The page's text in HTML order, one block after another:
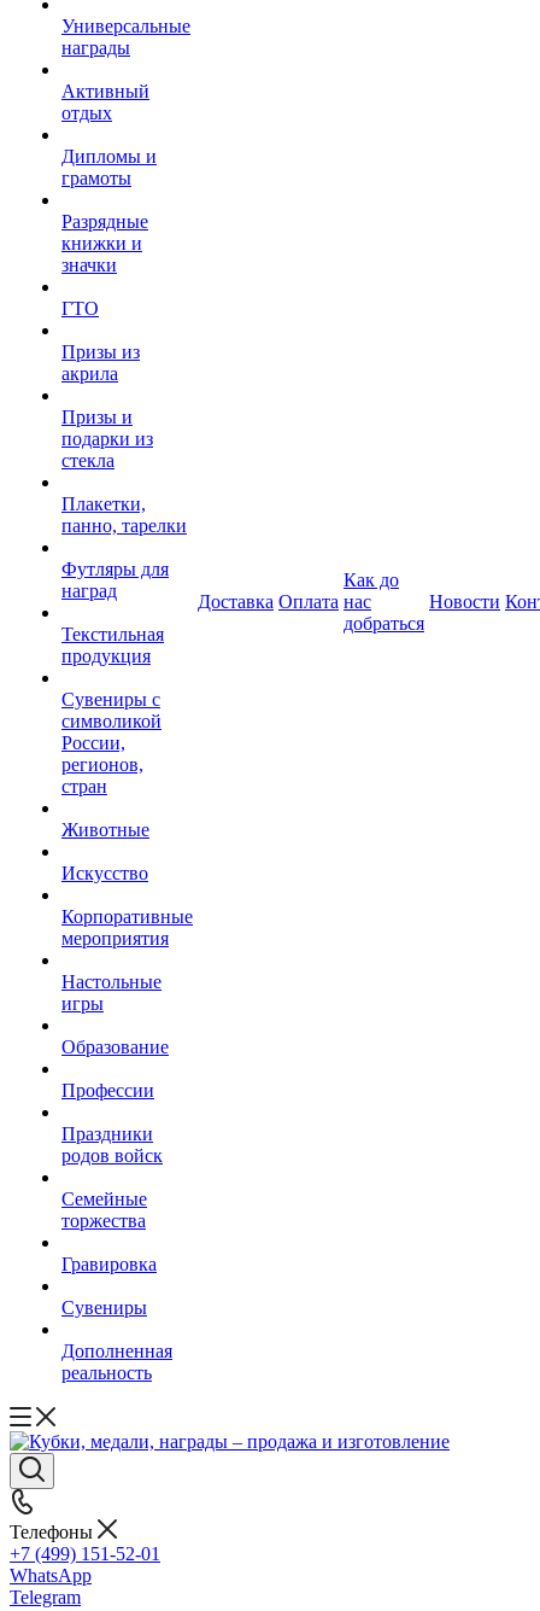
Универсальные
награды
Активный
отдых
Дипломы и
грамоты
Разрядные
книжки и
значки
ГТО
Призы из
акрила
Призы и
подарки из
стекла
Плакетки,
панно, тарелки
Футляры для
наград
Текстильная
продукция
Сувениры с
символикой
России,
регионов,
стран
Животные
Искусство
Корпоративные
мероприятия
Настольные
игры
Образование
Профессии
Праздники
родов войск
Семейные
торжества
Гравировка
Сувениры
Дополненная
реальность
Доставка Оплата
Как до
нас
добраться
Новости
Телефоны
+7 (499) 151-52-01
WhatsApp
Telegram